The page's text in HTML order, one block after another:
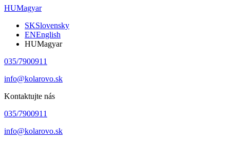
HUMagyar
SKSlovensky
ENEnglish
HUMagyar
035/7900911
info@kolarovo.sk
Kontaktujte nás
035/7900911
info@kolarovo.sk